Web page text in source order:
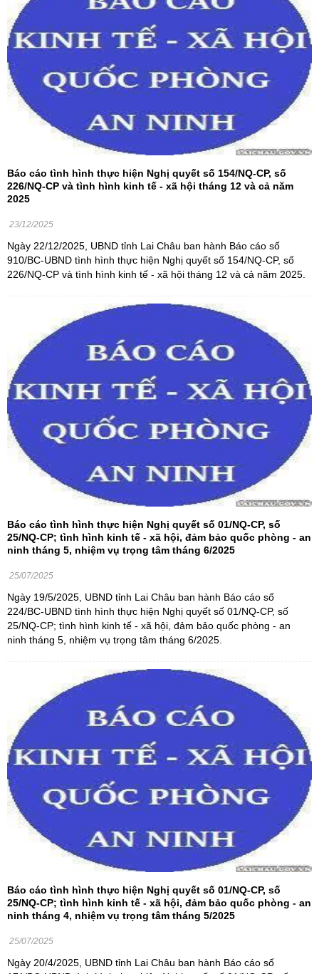
Báo cáo tình hình thực hiện Nghị quyết số 154/NQ-CP, số
226/NQ-CP và tình hình kinh tế - xã hội tháng 12 và cả năm
2025
23/12/2025
Ngày 22/12/2025, UBND tỉnh Lai Châu ban hành Báo cáo số
910/BC-UBND tình hình thực hiện Nghị quyết số 154/NQ-CP, số
226/NQ-CP và tình hình kinh tế - xã hội tháng 12 và cả năm 2025.
Báo cáo tình hình thực hiện Nghị quyết số 01/NQ-CP, số
25/NQ-CP; tình hình kinh tế - xã hội, đảm bảo quốc phòng - an
ninh tháng 5, nhiệm vụ trọng tâm tháng 6/2025
25/07/2025
Ngày 19/5/2025, UBND tỉnh Lai Châu ban hành Báo cáo số
224/BC-UBND tình hình thực hiện Nghị quyết số 01/NQ-CP, số
25/NQ-CP; tình hình kinh tế - xã hội, đảm bảo quốc phòng - an
ninh tháng 5, nhiệm vụ trọng tâm tháng 6/2025.
Báo cáo tình hình thực hiện Nghị quyết số 01/NQ-CP, số
25/NQ-CP; tình hình kinh tế - xã hội, đảm bảo quốc phòng - an
ninh tháng 4, nhiệm vụ trọng tâm tháng 5/2025
25/07/2025
Ngày 20/4/2025, UBND tỉnh Lai Châu ban hành Báo cáo số